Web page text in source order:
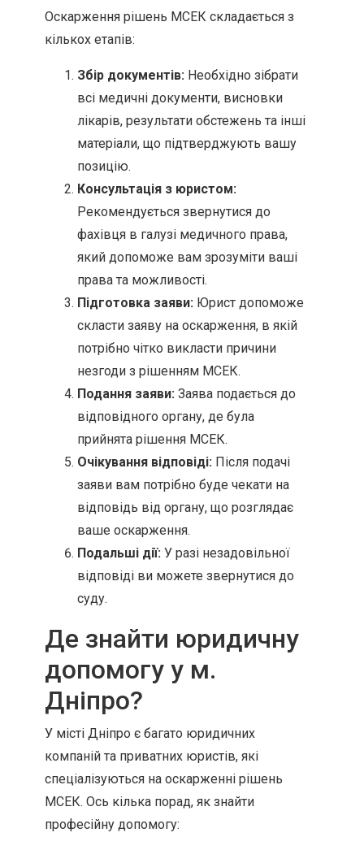
Оскарження рішень МСЕК складається з
кількох етапів:
Збір документів: Необхідно зібрати
всі медичні документи, висновки
лікарів, результати обстежень та інші
матеріали, що підтверджують вашу
позицію.
Консультація з юристом:
Рекомендується звернутися до
фахівця в галузі медичного права,
який допоможе вам зрозуміти ваші
права та можливості.
Підготовка заяви: Юрист допоможе
скласти заяву на оскарження, в якій
потрібно чітко викласти причини
незгоди з рішенням МСЕК.
Подання заяви: Заява подається до
відповідного органу, де була
прийнята рішення МСЕК.
Очікування відповіді: Після подачі
заяви вам потрібно буде чекати на
відповідь від органу, що розглядає
ваше оскарження.
Подальші дії: У разі незадовільної
відповіді ви можете звернутися до
суду.
Де знайти юридичну
допомогу у м.
Дніпро?
У місті Дніпро є багато юридичних
компаній та приватних юристів, які
спеціалізуються на оскарженні рішень
МСЕК. Ось кілька порад, як знайти
професійну допомогу: